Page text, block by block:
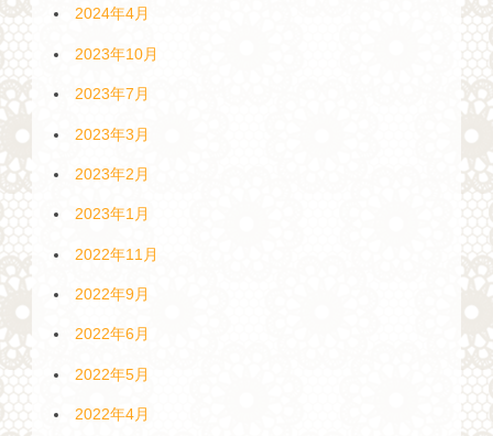
2024年4月
2023年10月
2023年7月
2023年3月
2023年2月
2023年1月
2022年11月
2022年9月
2022年6月
2022年5月
2022年4月